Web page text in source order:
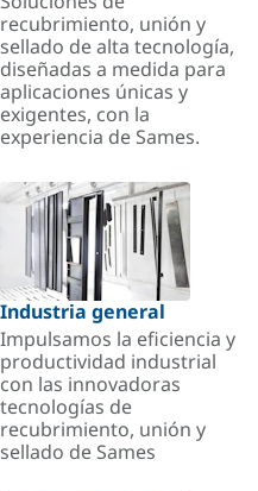
recubrimiento, unión y
sellado de alta tecnología,
diseñadas a medida para
aplicaciones únicas y
exigentes, con la
experiencia de Sames.
Industria general
Impulsamos la eficiencia y
productividad industrial
con las innovadoras
tecnologías de
recubrimiento, unión y
sellado de Sames